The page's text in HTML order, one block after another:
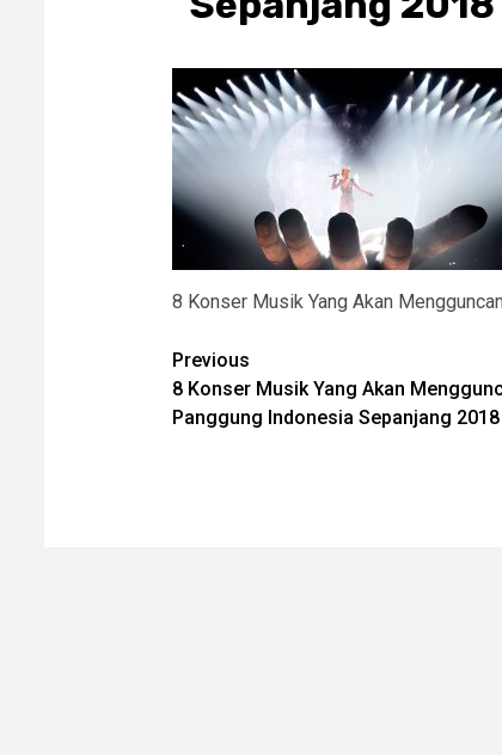
8 Konser Musik Yang Akan
Post
navigation
Previous
8 Konser Musik Yang Akan
Panggung Indonesia Sepanjang 2018